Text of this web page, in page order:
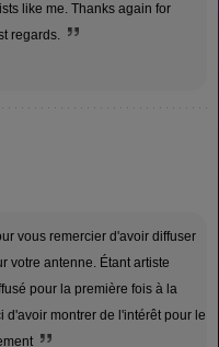
like me. Thanks again for
regards.
vous remercier d'avoir diffuser
votre antenne. Étant artiste
pour la première fois à la
d'avoir montrer de l'intérêt pour le